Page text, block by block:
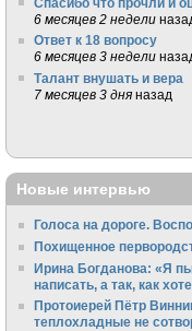
6 месяцев 2 недели
Ответ к 18 вопросу
6 месяцев 3 недели
Талант внушать и вера
7 месяцев 3 дня назад
Новые интервью
Голоса на дороге.
Похищенное
Ирина Богданова: «Я
написать, а так, как
Протоиерей Пётр
теплохладные не